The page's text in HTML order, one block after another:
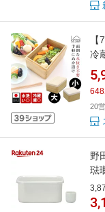
冷
ぬ
ら
キ
12
648
20
野
琺